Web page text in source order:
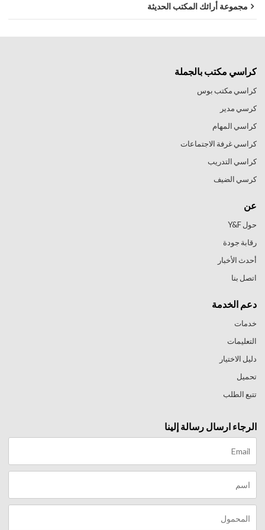
مجموعة أرائك المكتب الحديثة
كراسي مكتب بالجملة
كراسي مكتب بوس
كرسي مدير
كراسي المهام
كراسي غرفة الاجتماعات
كراسي التدريب
كرسي الضيف
عن
حول Y&F
رقابة جودة
أحدث الأخبار
اتصل بنا
دعم الخدمة
خدمات
التعليمات
دليل الاختيار
تحميل
تتبع الطلب
الرجاء ارسال رسالة إلينا